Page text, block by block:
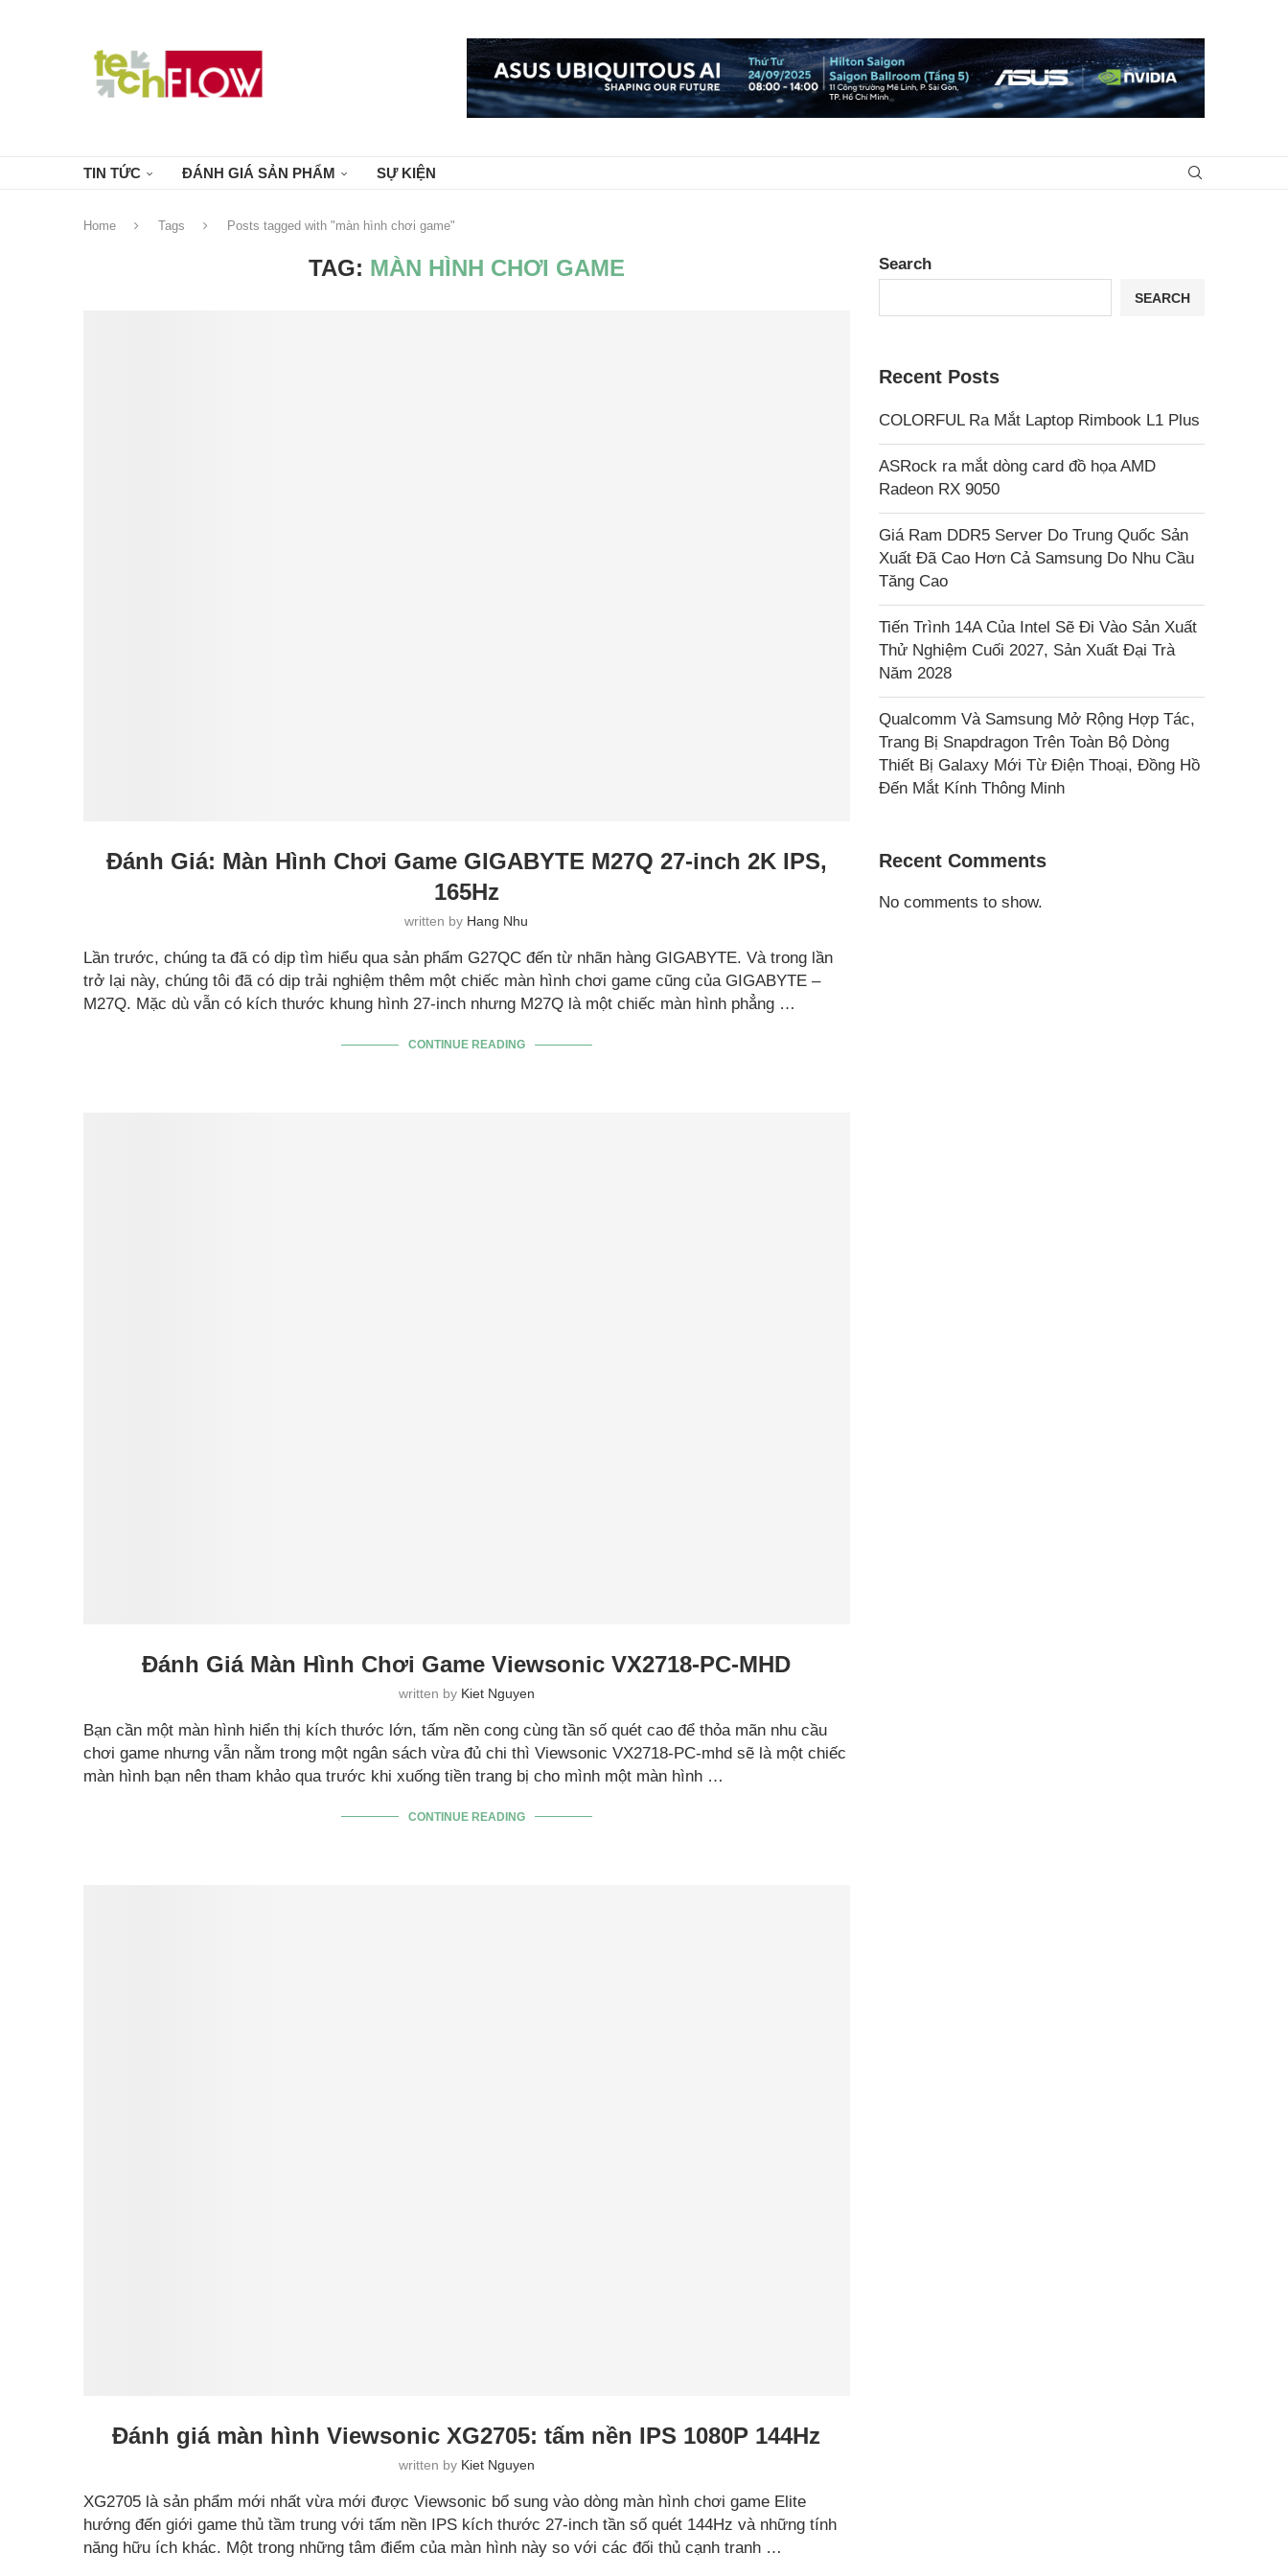
TIN TỨC ĐÁNH GIÁ SẢN PHẨM SỰ KIỆN
Home Tags Posts tagged with "màn hình chơi game"
TAG: MÀN HÌNH CHƠI GAME
Đánh Giá: Màn Hình Chơi Game GIGABYTE M27Q 27-inch 2K IPS,
165Hz
written by Hang Nhu
Lần trước, chúng ta đã có dịp tìm hiểu qua sản phẩm G27QC đến từ nhãn hàng GIGABYTE. Và trong lần
trở lại này, chúng tôi đã có dịp trải nghiệm thêm một chiếc màn hình chơi game cũng của GIGABYTE –
M27Q. Mặc dù vẫn có kích thước khung hình 27-inch nhưng M27Q là một chiếc màn hình phẳng …
CONTINUE READING
Đánh Giá Màn Hình Chơi Game Viewsonic VX2718-PC-MHD
written by Kiet Nguyen
Bạn cần một màn hình hiển thị kích thước lớn, tấm nền cong cùng tần số quét cao để thỏa mãn nhu cầu
chơi game nhưng vẫn nằm trong một ngân sách vừa đủ chi thì Viewsonic VX2718-PC-mhd sẽ là một chiếc
màn hình bạn nên tham khảo qua trước khi xuống tiền trang bị cho mình một màn hình …
CONTINUE READING
Đánh giá màn hình Viewsonic XG2705: tấm nền IPS 1080P 144Hz
written by Kiet Nguyen
XG2705 là sản phẩm mới nhất vừa mới được Viewsonic bổ sung vào dòng màn hình chơi game Elite
hướng đến giới game thủ tầm trung với tấm nền IPS kích thước 27-inch tần số quét 144Hz và những tính
năng hữu ích khác. Một trong những tâm điểm của màn hình này so với các đối thủ cạnh tranh …
Search
SEARCH
Recent Posts
COLORFUL Ra Mắt Laptop Rimbook L1 Plus
ASRock ra mắt dòng card đồ họa AMD
Radeon RX 9050
Giá Ram DDR5 Server Do Trung Quốc Sản
Xuất Đã Cao Hơn Cả Samsung Do Nhu Cầu
Tăng Cao
Tiến Trình 14A Của Intel Sẽ Đi Vào Sản Xuất
Thử Nghiệm Cuối 2027, Sản Xuất Đại Trà
Năm 2028
Qualcomm Và Samsung Mở Rộng Hợp Tác,
Trang Bị Snapdragon Trên Toàn Bộ Dòng
Thiết Bị Galaxy Mới Từ Điện Thoại, Đồng Hồ
Đến Mắt Kính Thông Minh
Recent Comments
No comments to show.